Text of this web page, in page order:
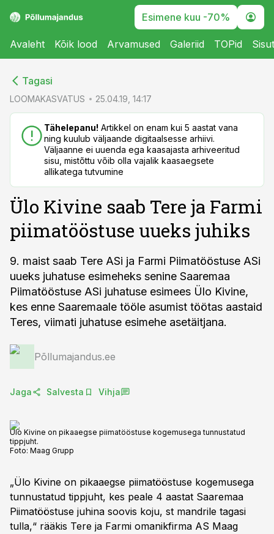
Esimene kuu -70%
Avaleht Kõik lood Arvamused Galeriid TOPid
Tagasi
LOOMAKASVATUS 25.04.19, 14:17
Tähelepanu! Artikkel on enam kui 5 aastat vana
ning kuulub väljaande digitaalsesse arhiivi.
Väljaanne ei uuenda ega kaasajasta arhiveeritud
sisu, mistõttu võib olla vajalik kaasaegsete
allikatega tutvumine
Ülo Kivine saab Tere ja Farmi
piimatööstuse uueks juhiks
9. maist saab Tere ASi ja Farmi Piimatööstuse ASi
uueks juhatuse esimeheks senine Saaremaa
Piimatööstuse ASi juhatuse esimees Ülo Kivine,
kes enne Saaremaale tööle asumist töötas aastaid
Teres, viimati juhatuse esimehe asetäitjana.
Põllumajandus.ee
Jaga Salvesta Vihja
Ülo Kivine on pikaaegse piimatööstuse kogemusega tunnustatud
tippjuht.
Foto: Maag Grupp
„Ülo Kivine on pikaaegse piimatööstuse kogemusega
tunnustatud tippjuht, kes peale 4 aastat Saaremaa
Piimatööstuse juhina soovis koju, st mandrile tagasi
tulla,“ rääkis Tere ja Farmi omanikfirma AS Maag